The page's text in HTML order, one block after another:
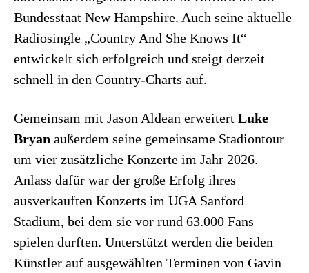
Bundesstaat New Hampshire. Auch seine aktuelle
Radiosingle „Country And She Knows It“
entwickelt sich erfolgreich und steigt derzeit
schnell in den Country-Charts auf.
Gemeinsam mit Jason Aldean erweitert Luke
Bryan außerdem seine gemeinsame Stadiontour
um vier zusätzliche Konzerte im Jahr 2026.
Anlass dafür war der große Erfolg ihres
ausverkauften Konzerts im UGA Sanford
Stadium, bei dem sie vor rund 63.000 Fans
spielen durften. Unterstützt werden die beiden
Künstler auf ausgewählten Terminen von Gavin